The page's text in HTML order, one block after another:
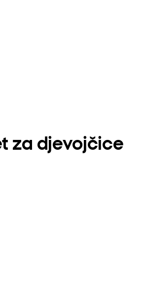
za djevojčice